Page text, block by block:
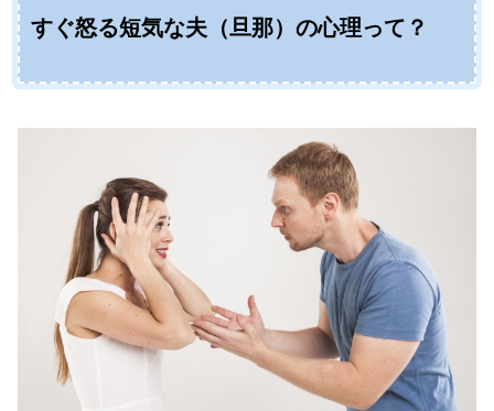
すぐ怒る短気な夫（旦那）の心理って？